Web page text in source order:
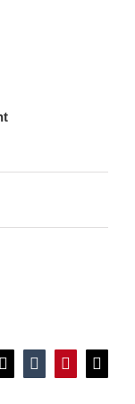
X TumblrPinterest
E-